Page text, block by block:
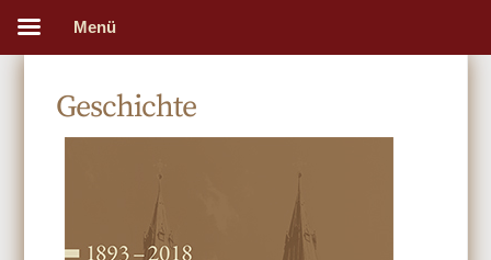
Geschichte
Menü